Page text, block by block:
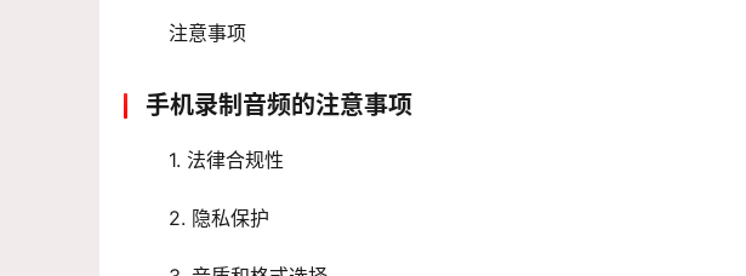
注意事项
手机录制音频的注意事项
1. 法律合规性
2. 隐私保护